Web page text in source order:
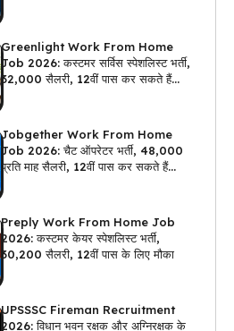
Greenlight Work From Home
Job 2026: कस्टमर सर्विस स्पेशलिस्ट भर्ती,
₹32,000 सैलरी, 12वीं पास कर सकते हैं
Jobgether Work From Home
Job 2026: चैट ऑपरेटर भर्ती, ₹48,000
प्रति माह सैलरी, 12वीं पास कर सकते हैं
Preply Work From Home Job
2026: कस्टमर केयर स्पेशलिस्ट भर्ती,
₹30,200 सैलरी, 12वीं पास के लिए मौका
UPSSSC Fireman Recruitment
2026: विधान भवन रक्षक और अग्निरक्षक के